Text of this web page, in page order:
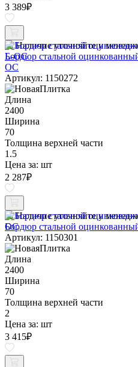
3 389₽
Наличие уточняйте у
Бордюр стальной
ОС
Артикул: 1150272
Длина
2400
Ширина
70
Толщина верхней части
1.5
Цена за: шт
2 287₽
Наличие уточняйте у
Бордюр стальной
Артикул: 1150301
Длина
2400
Ширина
70
Толщина верхней части
2
Цена за: шт
3 415₽